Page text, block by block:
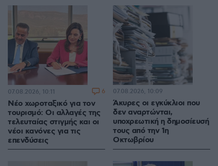
Νέο χωροταξικό για τον
τουρισμό: Οι αλλαγές της
τελευταίας στιγμής και οι
νέοι κανόνες για τις
επενδύσεις
07.08.2026, 10:11 6
Άκυρες οι εγκύκλιοι που
δεν αναρτώνται,
υποχρεωτική η δημοσίευσή
τους από την 1η
Οκτωβρίου
07.08.2026, 10:09